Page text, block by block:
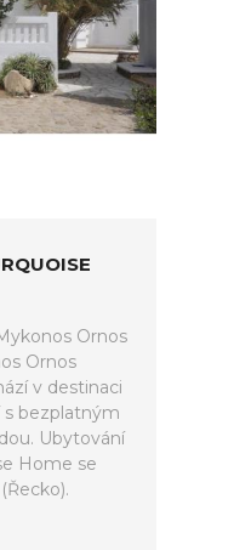
Ornos
Ornos
v destinaci
s bezplatným
Ubytování
Home se